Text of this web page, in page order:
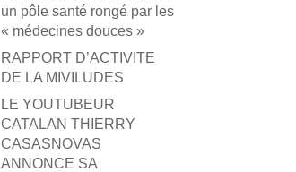
un pôle santé rongé par les
« médecines douces »
RAPPORT D’ACTIVITE
DE LA MIVILUDES
LE YOUTUBEUR
CATALAN THIERRY
CASASNOVAS
ANNONCE SA